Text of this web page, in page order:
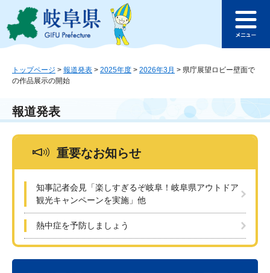
ジ
ュ
本
このページの本文へ
ュ
トップページ > 報道発表 > 2025年度 > 2026年3月 > 県庁展望ロビー壁面で
の作品展示の開始
報道発表
重要なお知らせ
知事記者会見「楽しすぎるぞ岐阜！岐阜県アウトドア
観光キャンペーンを実施」他
熱中症を予防しましょう